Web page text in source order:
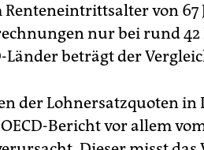
von 67
nur bei rund
beträgt der
der Lohnersatzquoten in
Bericht vor allem